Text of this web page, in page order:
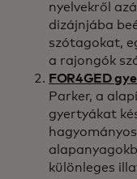
nyelvekről
dizájnjába
szótagokat,
a rajongók
FOR4GED
Parker, a
gyertyákat
különleges